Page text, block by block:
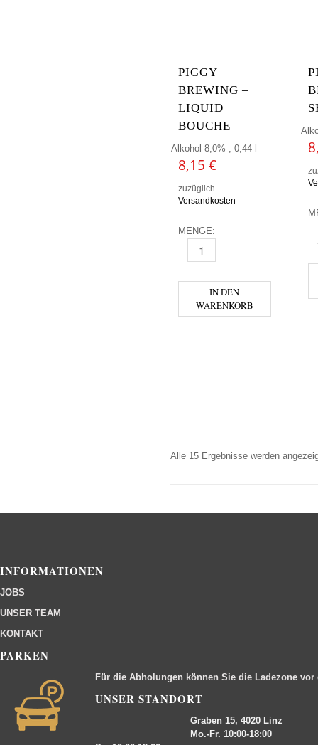
PIGGY
BREWING –
LIQUID
BOUCHE
Alkohol 8,0% , 0,44 l
8,15 €
zuzüglich
Versandkosten
MENGE:
PIGGY BREWING - LIQUID
IN DEN
WARENKORB
Alle 15 Ergebnisse werden
INFORMATIONEN
JOBS
UNSER TEAM
KONTAKT
PARKEN
Für die Abholungen können Sie die Ladezone
UNSER STANDORT
Graben 15, 4020 Linz
Mo.-Fr. 10:00-18:00